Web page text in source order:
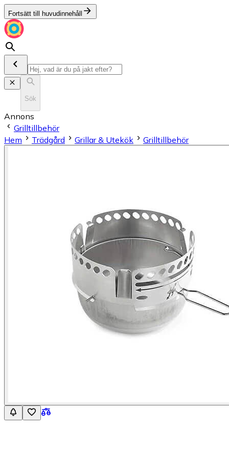
Fortsätt till huvudinnehåll
Sök
Annons
Grilltillbehör
Hem
Trädgård Grillar & Utekök Grilltillbehör